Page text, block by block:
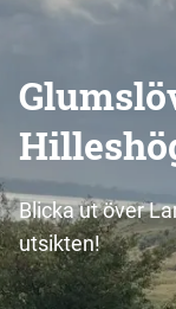
Blicka ut över
utsikten!